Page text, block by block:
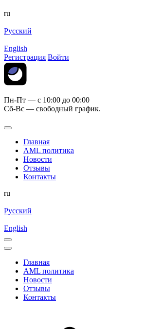
ru
Русский
English
Регистрация Войти
Пн-Пт — c 10:00 до 00:00
Сб-Вс — свободный график.
Главная
AML политика
Новости
Отзывы
Контакты
ru
Русский
English
Главная
AML политика
Новости
Отзывы
Контакты